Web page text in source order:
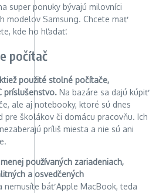
super ponuky bývajú milovníci
modelov Samsung. Chcete mať
kde ho hľadať.
počítač
použité stolné počítače,
príslušenstvo. Na bazáre sa dajú kúpiť
ale aj notebooky, ktoré sú dnes
pre školákov či domácu pracovňu. Ich
príliš miesta a nie sú ani
používaných zariadeniach,
a osvedčených
nemusíte báť Apple MacBook, teda